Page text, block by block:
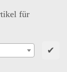
für
✔